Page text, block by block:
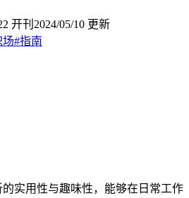
开刊 2024/05/10 更新
场#指南
实用性与趣味性，能够在日常工作